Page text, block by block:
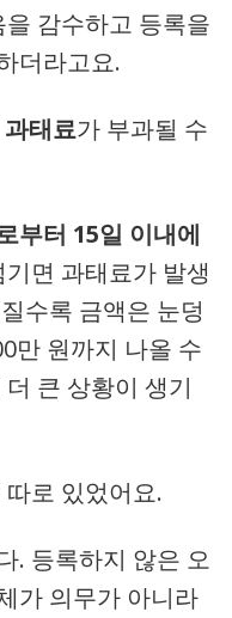
감수하고 등록을
더라고요.
태료가 부과될 수
부터 15일 이내에
면 과태료가 발생
수록 금액은 눈덩
만 원까지 나올 수
큰 상황이 생기
로 있었어요.
. 등록하지 않은 오
가 의무가 아니라